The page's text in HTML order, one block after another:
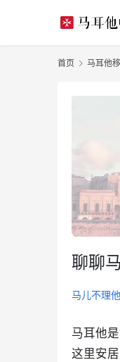
首页 马耳他
聊聊
马儿不理他
马耳他
这里安